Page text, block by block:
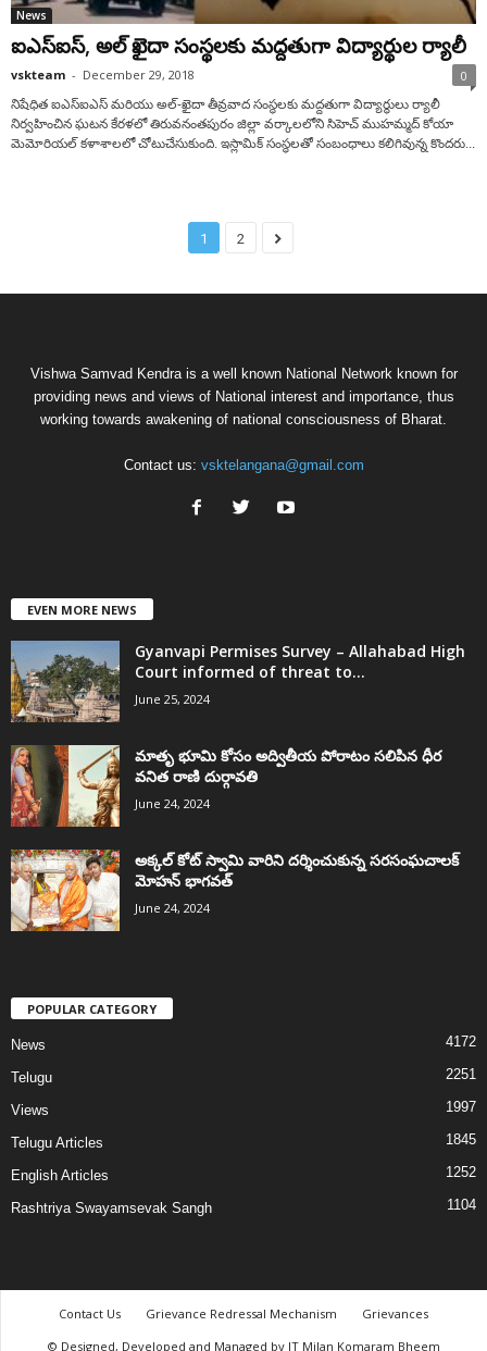
News
ఐఎస్ఐస్, అల్ ఖైదా సంస్థలకు మద్దతుగా విద్యార్థుల ర్యాలీ
vskteam - December 29, 2018 0
నిషేధిత ఐఎస్ఐఎస్ మరియు అల్-ఖైదా తీవ్రవాద సంస్థలకు మద్దతుగా విద్యార్థులు ర్యాలీ
నిర్వహించిన ఘటన కేరళలో తిరువనంతపురం జిల్లా వర్కాలలోని సిహెచ్ ముహమ్మద్ కోయా
మెమోరియల్ కళాశాలలో చోటుచేసుకుంది. ఇస్లామిక్ సంస్థలతో సంబంధాలు కలిగివున్న కొందరు...
1 2
Vishwa Samvad Kendra is a well known National Network known for
providing news and views of National interest and importance, thus
working towards awakening of national consciousness of Bharat.
Contact us: vsktelangana@gmail.com
EVEN MORE NEWS
Gyanvapi Permises Survey – Allahabad High
Court informed of threat to...
June 25, 2024
మాతృ భూమి కోసం అద్వితీయ పోరాటం సలిపిన ధీర
వనిత రాణి దుర్గావతి
June 24, 2024
అక్కల్‌ కోట్‌ స్వామి వారిని దర్శించుకున్న సరసంఘచాలక్
మోహన్ భాగవత్
June 24, 2024
POPULAR CATEGORY
News 4172
Telugu 2251
Views 1997
Telugu Articles 1845
English Articles 1252
Rashtriya Swayamsevak Sangh 1104
Contact Us Grievance Redressal Mechanism
Grievances
© Designed, Developed and Managed by IT Milan Komaram Bheem